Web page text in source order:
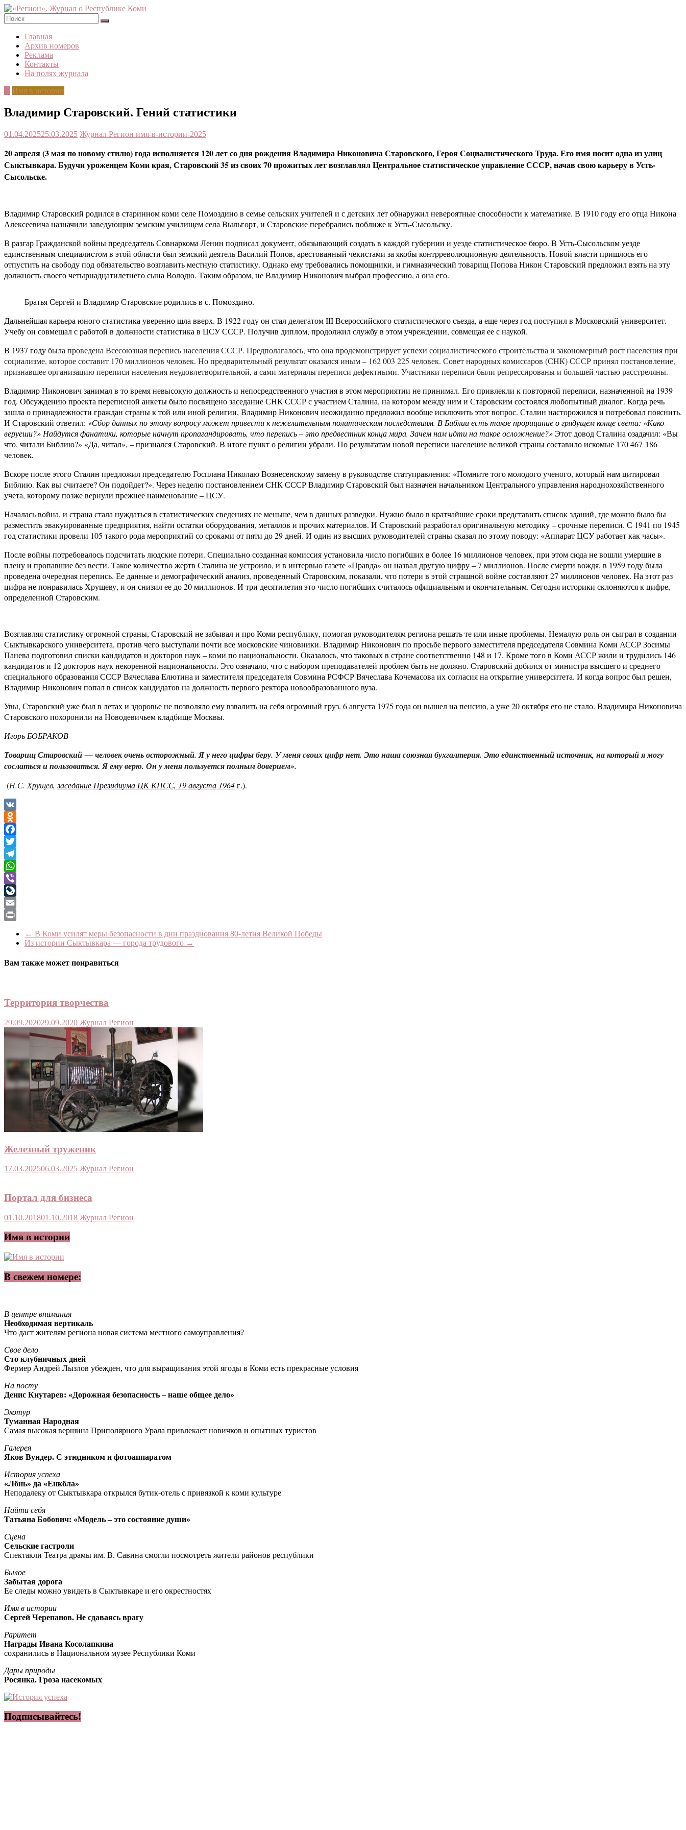
Skip
to
content
«Регион».
Журнал
Республике
Коми
Главная
Архив номеров
Реклама
Контакты
На полях журнала
Имя в истории
Владимир Старовский. Гений статистики
01.04.202525.03.2025 Журнал Регион имя-в-истории-2025
20 апреля (3 мая по новому стилю) года исполняется 120 лет со дня рождения Владимира Никоновича Старовского, Героя СоциалистическогоТруда. Его имя носит одна из улиц
Сыктывкара. Будучи уроженцем Коми края, Старовский 35 из своих 70 прожитых лет возглавлял Центральное статистическое управление СССР, начав свою карьеру в Усть-
Сысольске.
Владимир Старовский родился в старинном коми селе Помоздино в семье сельских учителей и с детских лет обнаружил невероятные способности к математике. В 1910 году его отца Никона
Алексеевича назначили заведующим земским училищем села Выльгорт, и Старовские перебрались поближе к Усть-Сысольску.
В разгар Гражданской войны председатель Совнаркома Ленин подписал документ, обязывающий создать в каждой губернии и уезде статистическое бюро. В Усть-Сысольском уезде
единственным специалистом в этой области был земский деятель Василий Попов, арестованный чекистами за якобы контрреволюционную деятельность. Новой власти пришлось его
отпустить на свободу под обязательство возглавить местную статистику. Однако ему требовались помощники, и гимназический товарищ Попова Никон Старовский предложил взять на эту
должность своего четырнадцатилетнего сына Володю. Таким образом, не Владимир Никонович выбрал профессию, а она его.
Братья Сергей и Владимир Старовские родились в с. Помоздино.
Дальнейшая карьера юного статистика уверенно шла вверх. В 1922 году он стал делегатомIIIВсероссийского статистического съезда, а еще через год поступил в Московский университет.
Учебу он совмещал с работой в должности статистика в ЦСУ СССР. Получив диплом, продолжил службу в этом учреждении, совмещая ее с наукой.
В 1937 годубыла проведена Всесоюзная перепись населения СССР. Предполагалось, что она продемонстрирует успехи социалистического строительства и закономерный рост населения при
социализме, которое составит 170 миллионов человек. Но предварительный результат оказался иным – 162 003 225 человек. Совет народных комиссаров (СНК) СССР принял постановление,
признавшее организацию переписи населения неудовлетворительной, а сами материалы переписи дефектными. Участники переписи были репрессированы и большей частью расстреляны.
Владимир Никонович занимал в то время невысокую должность и непосредственного участия в этом мероприятии не принимал. Его привлекли к повторной переписи, назначенной на 1939
год. Обсуждению проекта переписной анкеты было посвящено заседание СНК СССР с участием Сталина, на котором между ним и Старовским состоялся любопытный диалог. Когда речь
зашла о принадлежности граждан страны к той или иной религии, Владимир Никонович неожиданно предложил вообще исключить этот вопрос. Сталин насторожился и потребовал пояснить.
И Старовский ответил: «Сбор данных по этому вопросу может привести к нежелательным политическим последствиям. В Библии есть такое прорицание о грядущем конце света: «Како
веруеши?» Найдутся фанатики, которые начнут пропагандировать, что перепись – это предвестник конца мира. Зачем нам идти на такое осложнение?»Этот довод Сталина озадачил: «Вы
что, читали Библию?» «Да, читал», – признался Старовский. В итоге пункт о религии убрали. По результатам новой переписи население великой страны составило искомые 170 467 186
человек.
Вскоре после этого Сталин предложил председателю Госплана Николаю Вознесенскому замену в руководстве статуправления: «Помните того молодого ученого, который нам цитировал
Библию. Как вы считаете? Он подойдет?». Через неделю постановлением СНК СССР Владимир Старовский был назначен начальником Центрального управления народнохозяйственного
учета, которому позже вернули прежнее наименование – ЦСУ.
Началась война, и страна стала нуждаться в статистических сведениях не меньше, чем в данных разведки. Нужно было в кратчайшие сроки представить список зданий, где можно было бы
разместить эвакуированные предприятия, найти остатки оборудования, металлов и прочих материалов. И Старовский разработал оригинальную методику – срочные переписи. С 1941 по 1945
год статистики провели 105 такого рода мероприятий со сроками от пяти до 29 дней. И один из высших руководителей страны сказал по этому поводу: «Аппарат ЦСУ работает как часы».
После войны потребовалось подсчитать людские потери. Специально созданная комиссия установила число погибших в более 16 миллионов человек, при этом сюда не вошли умершие в
плену и пропавшие без вести. Такое количество жертв Сталина не устроило, и в интервью газете «Правда» он назвал другую цифру – 7 миллионов. После смерти вождя, в 1959 году была
проведена очередная перепись. Ее данные и демографический анализ, проведенный Старовским, показали, что потери в этой страшной войне составляют 27 миллионов человек. На этот раз
цифра не понравилась Хрущеву, и он снизил ее до 20 миллионов. И три десятилетия это число погибших считалось официальным и окончательным. Сегодня историки склоняются к цифре,
определенной Старовским.
Возглавляя статистику огромной страны, Старовский не забывал и про Коми республику, помогая руководителям региона решать те или иные проблемы. Немалую роль он сыграл в создании
Сыктывкарского университета, против чего выступали почти все московские чиновники. Владимир Никонович по просьбе первого заместителя председателя Совмина Коми АССР Зосимы
Панева подготовил списки кандидатов и докторов наук – коми по национальности. Оказалось, что таковых в стране соответственно 148 и 17. Кроме того в Коми АССР жили и трудились 146
кандидатов и 12 докторов наук некоренной национальности. Это означало, что с набором преподавателей проблем быть не должно. Старовский добился от министра высшего и среднего
специального образования СССР Вячеслава Елютина и заместителя председателя Совмина РСФСР Вячеслава Кочемасова их согласия на открытие университета. И когда вопрос был решен,
Владимир Никонович попал в список кандидатов на должность первого ректора новообразованного вуза.
Увы, Старовский уже был в летах и здоровье не позволяло ему взвалить на себя огромный груз. 6 августа 1975 года он вышел на пенсию, а уже 20 октября его не стало. Владимира Никоновича
Старовского похоронили на Новодевичьем кладбище Москвы.
Игорь БОБРАКОВ
Товарищ Старовский — человек очень осторожный. Я у него цифры беру. У меня своих цифр нет. Это наша союзная бухгалтерия. Это единственный источник, на который я могу
сослаться и пользоваться. Я ему верю. Он у меня пользуется полным доверием».
(Н.С. Хрущев,заседание Президиума ЦК КПСС, 19 августа 1964г.).
VK
Odnoklassniki
Facebook
Twitter
Telegram
WhatsApp
Viber
LiveJournal
Email
← В Коми усилят меры безопасности в дни празднования 80-летия Великой Победы
Из истории Сыктывкара — города трудового →
Вам также может понравиться
Территория творчества
29.09.202029.09.2020 Журнал Регион
Железный труженик
17.03.202506.03.2025 Журнал Регион
Портал для бизнеса
01.10.201801.10.2018 Журнал Регион
Имя в истории
В свежем номере:
В центре внимания
Необходимая вертикаль
Что даст жителям региона новая система местного самоуправления?
Свое дело
Сто клубничных дней
Фермер Андрей Лызлов убежден, что для выращивания этой ягоды в Коми есть прекрасные условия
На посту
Денис Кнутарев: «Дорожная безопасность – наше общее дело»
Экотур
Туманная Народная
Самая высокая вершина Приполярного Урала привлекает новичков и опытных туристов
Галерея
Яков Вундер. С этюдником и фотоаппаратом
История успеха
«Лöнь» да «Енкöла»
Неподалеку от Сыктывкара открылся бутик-отель с привязкой к коми культуре
Найти себя
Татьяна Бобович: «Модель – это состояние души»
Сцена
Сельские гастроли
Спектакли Театра драмы им. В. Савина смогли посмотреть жители районов республики
Былое
Забытая дорога
Ее следы можно увидеть в Сыктывкаре и его окрестностях
Имя в истории
Сергей Черепанов. Не сдаваясь врагу
Раритет
Награды Ивана Косолапкина
сохранились в Национальном музее Республики Коми
Дары природы
Росянка. Гроза насекомых
Подписывайтесь!